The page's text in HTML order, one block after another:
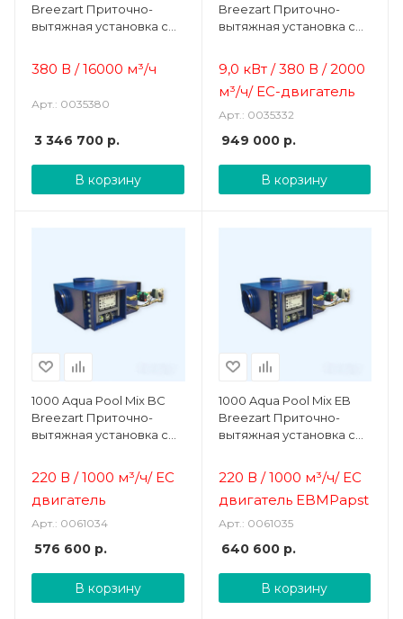
Breezart Приточно-
вытяжная установка с
водяным охладителем
(без стоимости с/у)
380 В / 16000 м³/ч
Арт.: 0035380
3 346 700 р.
В корзину
Breezart Приточно-
вытяжная установка с
рекуператором
9,0 кВт / 380 В / 2000
м³/ч/ EC-двигатель
Арт.: 0035332
949 000р.
В корзину
1000 Aqua Pool Mix BC
Breezart Приточно-
вытяжная установка с
выносным пультом
управления
220 В / 1000 м³/ч/ ЕС
двигатель
Арт.: 0061034
576 600 р.
В корзину
1000 Aqua Pool Mix EB
Breezart Приточно-
вытяжная установка с
выносным пультом
управления
220 В / 1000 м³/ч/ ЕС
двигатель EBMPapst
Арт.: 0061035
640 600р.
В корзину